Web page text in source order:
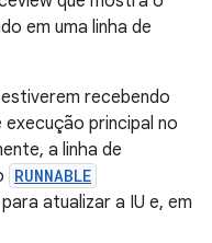
em uma linha de
recebendo
execução principal no
a linha de
RUNNABLE
atualizar a IU e, em